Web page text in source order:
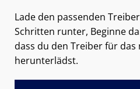
Lade den passenden
Schritten runter, Beginne
dass du den Treiber für das
herunterlädst.